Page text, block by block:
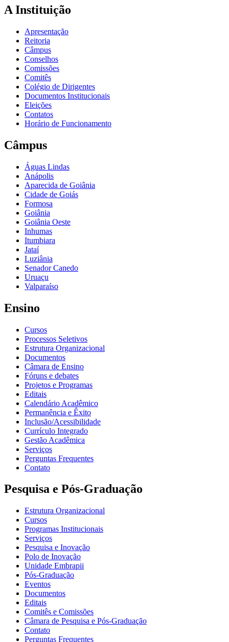
A Instituição
Apresentação
Reitoria
Câmpus
Conselhos
Comissões
Comitês
Colégio de Dirigentes
Documentos Institucionais
Eleições
Contatos
Horário de Funcionamento
Câmpus
Águas Lindas
Anápolis
Aparecida de Goiânia
Cidade de Goiás
Formosa
Goiânia
Goiânia Oeste
Inhumas
Itumbiara
Jataí
Luziânia
Senador Canedo
Uruaçu
Valparaíso
Ensino
Cursos
Processos Seletivos
Estrutura Organizacional
Documentos
Câmara de Ensino
Fóruns e debates
Projetos e Programas
Editais
Calendário Acadêmico
Permanência e Êxito
Inclusão/Acessibilidade
Currículo Integrado
Gestão Acadêmica
Serviços
Perguntas Frequentes
Contato
Pesquisa e Pós-Graduação
Estrutura Organizacional
Cursos
Programas Institucionais
Serviços
Pesquisa e Inovação
Polo de Inovação
Unidade Embrapii
Pós-Graduação
Eventos
Documentos
Editais
Comitês e Comissões
Câmara de Pesquisa e Pós-Graduação
Contato
Perguntas Frequentes